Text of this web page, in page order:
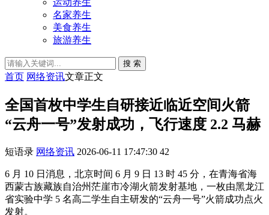
运动养生
名家养生
美食养生
旅游养生
搜 索
首页 网络资讯文章正文
全国首枚中学生自研接近临近空间火箭
“云舟一号”发射成功，飞行速度 2.2 马赫
短语录 网络资讯 2026-06-11 17:47:30 42
6 月 10 日消息，北京时间 6 月 9 日 13 时 45 分，在青海省海
西蒙古族藏族自治州茫崖市冷湖火箭发射基地，一枚由黑龙江
省实验中学 5 名高二学生自主研发的“云舟一号”火箭成功点火
发射。